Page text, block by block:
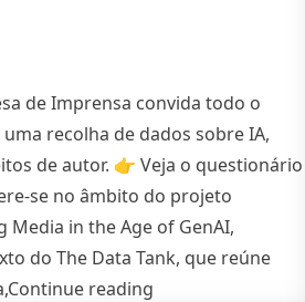
de Imprensa convida todo o
recolha de dados sobre IA,
de autor. 👉 Veja o questionário
se no âmbito do projeto
in the Age of GenAI,
do The Data Tank, que reúne
Continue reading